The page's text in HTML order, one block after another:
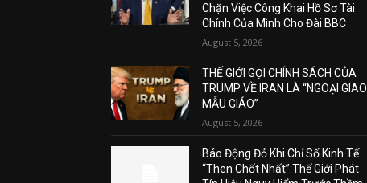
Chặn Việc Công Khai Hồ Sơ Tài
Chính Của Mình Cho Đài BBC
August 5, 2026
THẾ GIỚI GỌI CHÍNH SÁCH CỦA
TRUMP VỀ IRAN LÀ “NGOẠI GIAO
MẪU GIÁO”
August 5, 2026
Báo Động Đỏ Khi Chỉ Số Kinh Tế
“Then Chốt Nhất” Thế Giới Phát